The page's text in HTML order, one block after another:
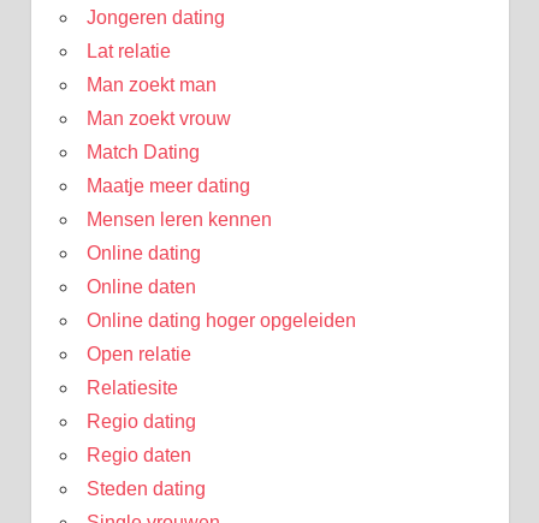
Jongeren dating
Lat relatie
Man zoekt man
Man zoekt vrouw
Match Dating
Maatje meer dating
Mensen leren kennen
Online dating
Online daten
Online dating hoger opgeleiden
Open relatie
Relatiesite
Regio dating
Regio daten
Steden dating